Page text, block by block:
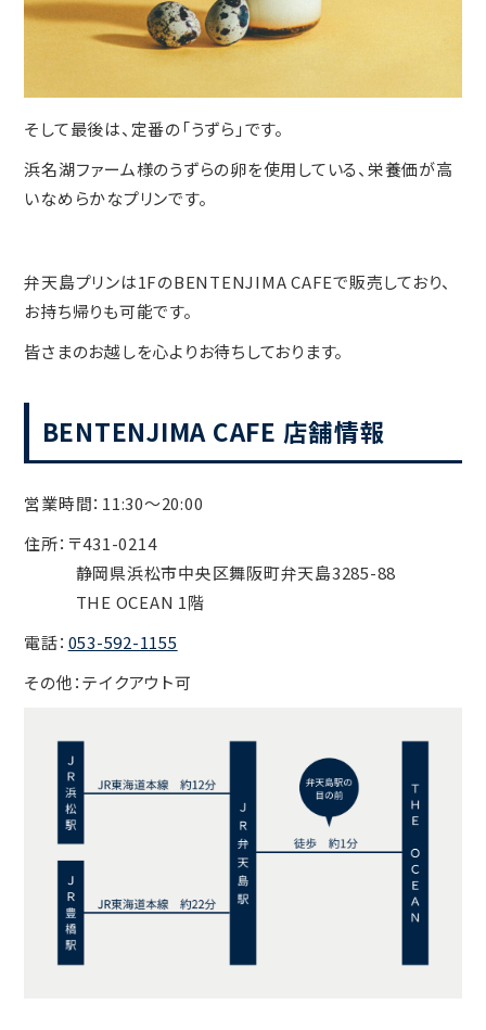
そして最後は、定番の「うずら」です。
浜名湖ファーム様のうずらの卵を使用している、栄養価が高
いなめらかなプリンです。
弁天島プリンは1FのBENTENJIMA CAFEで販売しており、
お持ち帰りも可能です。
皆さまのお越しを心よりお待ちしております。
BENTENJIMA CAFE 店舗情報
営業時間：11:30〜20:00
住所：〒431-0214
静岡県浜松市中央区舞阪町弁天島3285-88
THE OCEAN 1階
電話： 053-592-1155
その他：テイクアウト可